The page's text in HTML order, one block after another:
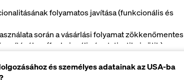
folyamatos javítása (funkcionális és
során a vásárlási folyamat zökkenőmentes
(funkcionális és statisztikai sütik),
(marketing cookie-k).
és személyes adatainak az USA-ba